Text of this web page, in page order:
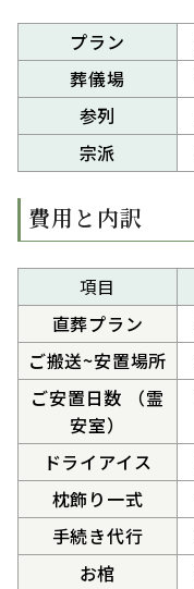
プラン
葬儀場
参列
宗派
費用と内訳
項目
直葬プラン
ご搬送~安置場所
ご安置日数 （霊
安室）
ドライアイス
枕飾り一式
手続き代行
お棺